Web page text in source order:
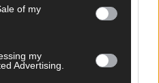
of my
my
Advertising.